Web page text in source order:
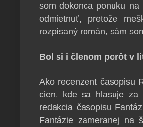
som dokonca ponuku
odmietnuť, pretože
rozpísaný román, sám
Bol si i členom porôt v
Ako recenzent časopisu
cien, kde sa hlasuje za
redakcia časopisu
Fantázie zameranej na